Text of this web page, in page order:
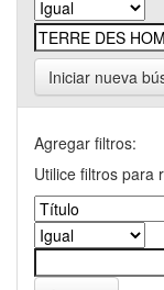
Iniciar nueva
Agregar filtros:
Utilice filtros para